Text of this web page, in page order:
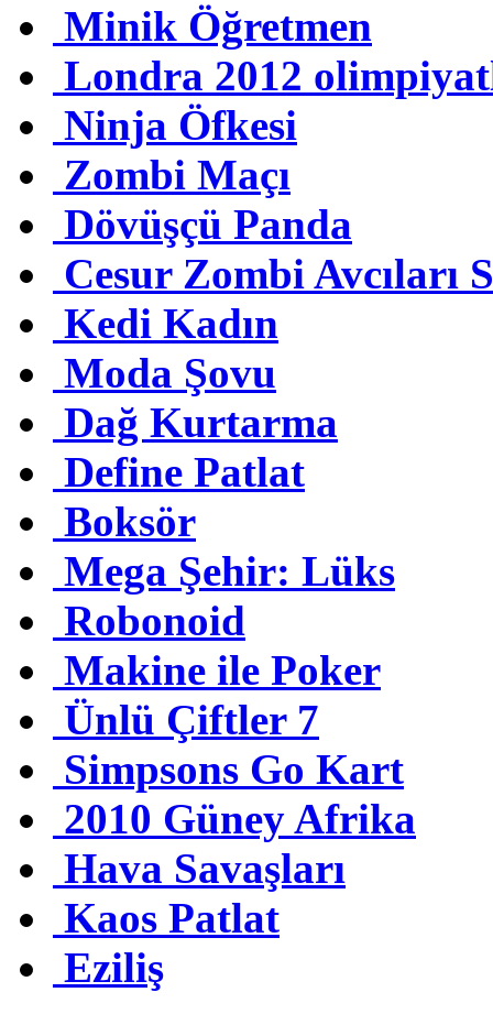
Minik Öğretmen
Londra 2012
Ninja Öfkesi
Zombi Maçı
Dövüşçü Panda
Cesur Zombi Avcıları
Kedi Kadın
Moda Şovu
Dağ Kurtarma
Define Patlat
Boksör
Mega Şehir: Lüks
Robonoid
Makine ile Poker
Ünlü Çiftler 7
Simpsons Go Kart
2010 Güney Afrika
Hava Savaşları
Kaos Patlat
Eziliş